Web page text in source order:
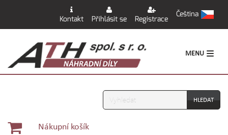
Kontakt Přihlásit se Registrace
Čeština
MENU
Vyhledávání
Nákupní košík